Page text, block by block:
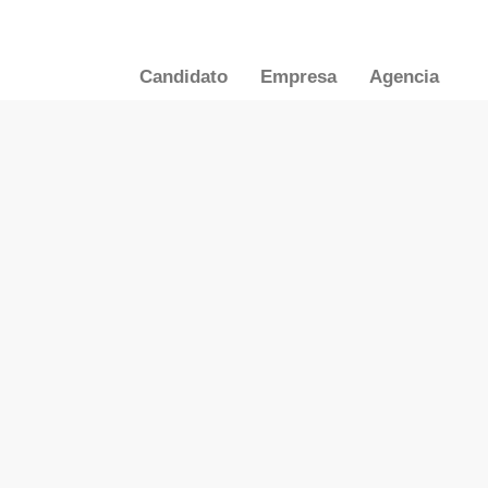
Agencia
Empresa
Candidato